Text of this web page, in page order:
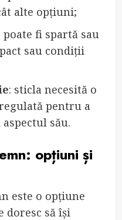
alte opțiuni;
poate fi spartă sau
sau condiții
: sticla necesită o
pentru a
său.
opțiuni și
este o opțiune
doresc să își